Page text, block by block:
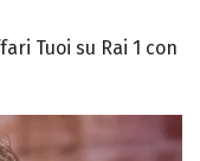
Tuoi su Rai 1 con